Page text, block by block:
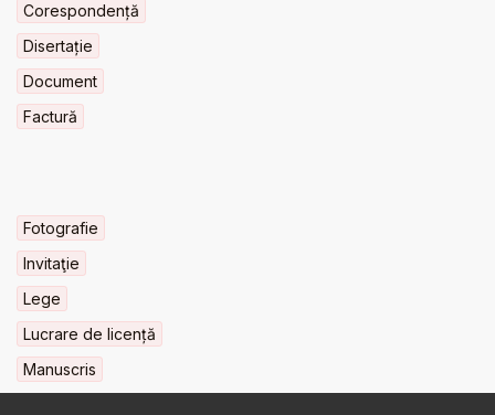
Corespondență
Disertație
Document
Factură
Fotografie
Invitaţie
Lege
Lucrare de licență
Manuscris